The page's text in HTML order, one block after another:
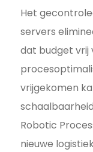
Het
servers
dat budget vrij
vrijgekomen
Robotic
nieuwe